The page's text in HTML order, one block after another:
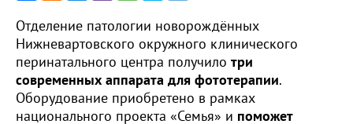
Отделение патологии новорождённых
Нижневартовского окружного клинического
перинатального центра получило три
современных аппарата для фототерапии.
Оборудование приобретено в рамках
национального проекта «Семья» и поможет